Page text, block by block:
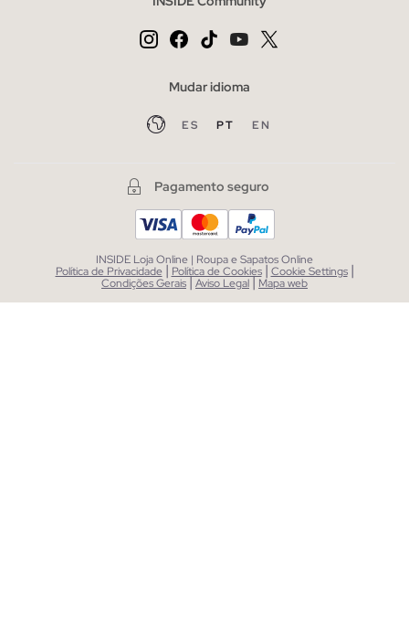
Mudar idioma
ES PT EN
Pagamento seguro
INSIDE Loja Online | Roupa e Sapatos Online
Política de Privacidade | Política de Cookies | Cookie Settings |
Condições Gerais|Aviso Legal| Mapa web